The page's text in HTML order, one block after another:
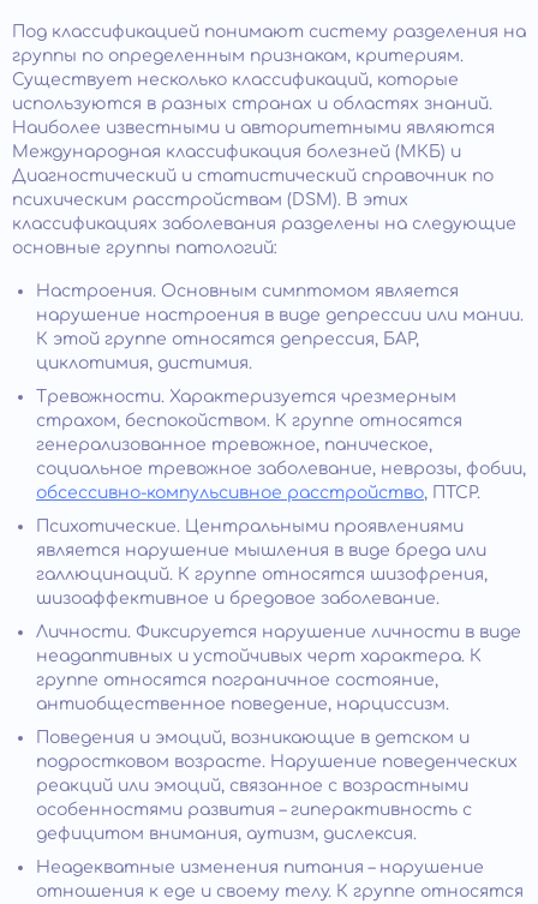
Под классификацией понимают систему разделения на
группы по определенным признакам, критериям.
Существует несколько классификаций, которые
используются в разных странах и областях знаний.
Наиболее известными и авторитетными являются
Международная классификация болезней (МКБ) и
Диагностический и статистический справочник по
психическим расстройствам (DSM). В этих
классификациях заболевания разделены на следующие
основные группы патологий:
Настроения. Основным симптомом является
нарушение настроения в виде депрессии или мании.
К этой группе относятся депрессия, БАР,
циклотимия, дистимия.
Тревожности. Характеризуется чрезмерным
страхом, беспокойством. К группе относятся
генерализованное тревожное, паническое,
социальное тревожное заболевание, неврозы, фобии,
обсессивно-компульсивное расстройство, ПТСР.
Психотические. Центральными проявлениями
является нарушение мышления в виде бреда или
галлюцинаций. К группе относятся шизофрения,
шизоаффективное и бредовое заболевание.
Личности. Фиксируется нарушение личности в виде
неадаптивных и устойчивых черт характера. К
группе относятся пограничное состояние,
антиобщественное поведение, нарциссизм.
Поведения и эмоций, возникающие в детском и
подростковом возрасте. Нарушение поведенческих
реакций или эмоций, связанное с возрастными
особенностями развития – гиперактивность с
дефицитом внимания, аутизм, дислексия.
Неадекватные изменения питания – нарушение
отношения к еде и своему телу. К группе относятся